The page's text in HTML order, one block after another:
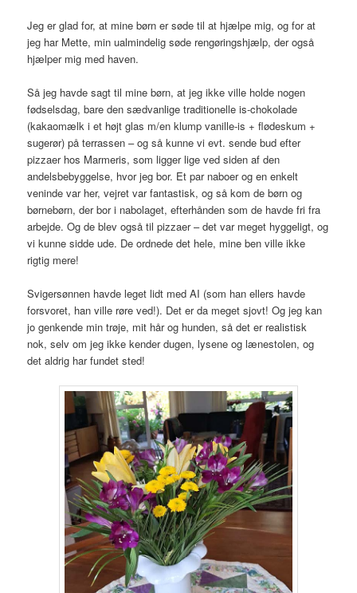
Jeg er glad for, at mine børn er søde til at hjælpe mig, og for at
jeg har Mette, min ualmindelig søde rengøringshjælp, der også
hjælper mig med haven.
Så jeg havde sagt til mine børn, at jeg ikke ville holde nogen
fødselsdag, bare den sædvanlige traditionelle is-chokolade
(kakaomælk i et højt glas m/en klump vanille-is + flødeskum +
sugerør) på terrassen – og så kunne vi evt. sende bud efter
pizzaer hos Marmeris, som ligger lige ved siden af den
andelsbebyggelse, hvor jeg bor. Et par naboer og en enkelt
veninde var her, vejret var fantastisk, og så kom de børn og
børnebørn, der bor i nabolaget, efterhånden som de havde fri fra
arbejde. Og de blev også til pizzaer – det var meget hyggeligt, og
vi kunne sidde ude. De ordnede det hele, mine ben ville ikke
rigtig mere!
Svigersønnen havde leget lidt med AI (som han ellers havde
forsvoret, han ville røre ved!). Det er da meget sjovt! Og jeg kan
jo genkende min trøje, mit hår og hunden, så det er realistisk
nok, selv om jeg ikke kender dugen, lysene og lænestolen, og
det aldrig har fundet sted!